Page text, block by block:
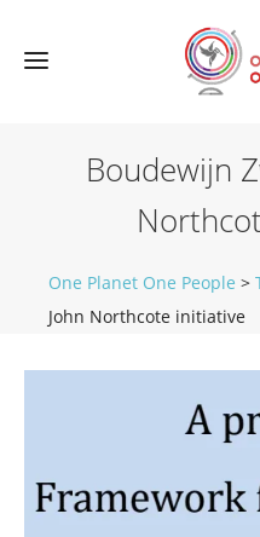
Boudewijn
One Planet One People >
John Northcote initiative